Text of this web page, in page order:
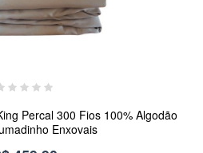
Percal 300 Fios 100% Algodão
Enxovais